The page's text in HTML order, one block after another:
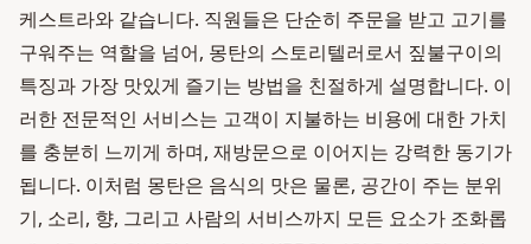
케스트라와 같습니다. 직원들은 단순히 주문을 받고 고기를
구워주는 역할을 넘어, 몽탄의 스토리텔러로서 짚불구이의
특징과 가장 맛있게 즐기는 방법을 친절하게 설명합니다. 이
러한 전문적인 서비스는 고객이 지불하는 비용에 대한 가치
를 충분히 느끼게 하며, 재방문으로 이어지는 강력한 동기가
됩니다. 이처럼 몽탄은 음식의 맛은 물론, 공간이 주는 분위
기, 소리, 향, 그리고 사람의 서비스까지 모든 요소가 조화롭